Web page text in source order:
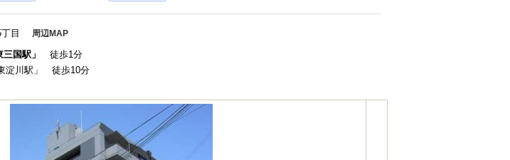
丁目 周辺MAP
三国駅」
徒歩1分
淀川駅」 徒歩10分